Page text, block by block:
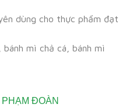
dùng cho thực phẩm đạt
mì chả cá, bánh mì
ĐOÀN